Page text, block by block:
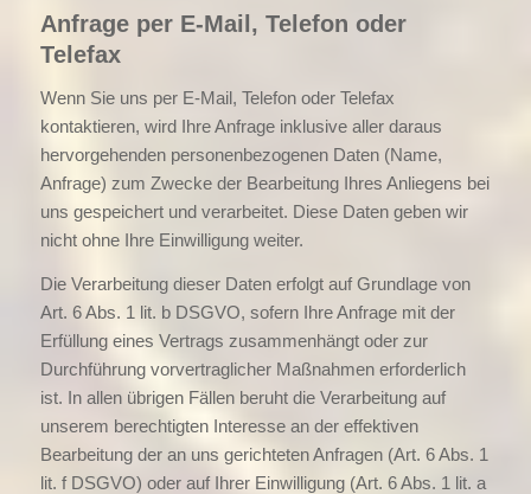
Anfrage per E-Mail, Telefon oder
Telefax
Wenn Sie uns per E-Mail, Telefon oder Telefax
kontaktieren, wird Ihre Anfrage inklusive aller daraus
hervorgehenden personenbezogenen Daten (Name,
Anfrage) zum Zwecke der Bearbeitung Ihres Anliegens bei
uns gespeichert und verarbeitet. Diese Daten geben wir
nicht ohne Ihre Einwilligung weiter.
Die Verarbeitung dieser Daten erfolgt auf Grundlage von
Art. 6 Abs. 1 lit. b DSGVO, sofern Ihre Anfrage mit der
Erfüllung eines Vertrags zusammenhängt oder zur
Durchführung vorvertraglicher Maßnahmen erforderlich
ist. In allen übrigen Fällen beruht die Verarbeitung auf
unserem berechtigten Interesse an der effektiven
Bearbeitung der an uns gerichteten Anfragen (Art. 6 Abs. 1
lit. f DSGVO) oder auf Ihrer Einwilligung (Art. 6 Abs. 1 lit. a